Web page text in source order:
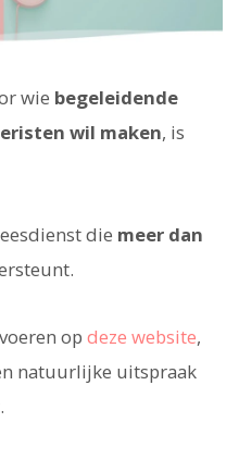
wie begeleidende
wil maken, is
die meer dan
op deze website,
natuurlijke uitspraak